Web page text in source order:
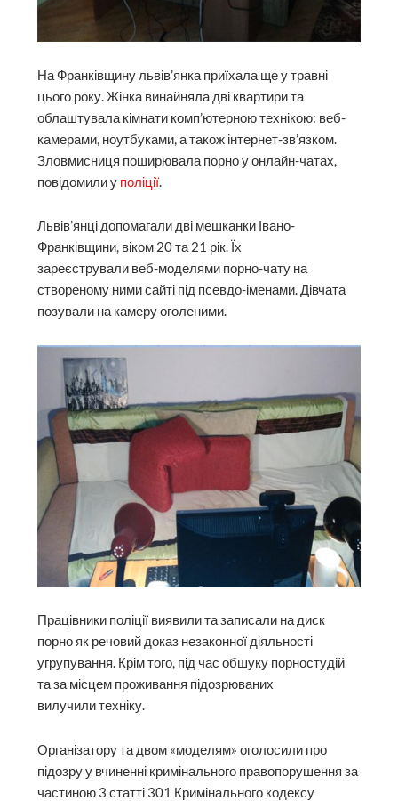
На Франківщину львів’янка приїхала ще у травні
цього року. Жінка винайняла дві квартири та
облаштувала кімнати комп’ютерною технікою: веб-
камерами, ноутбуками, а також інтернет-зв’язком.
Зловмисниця поширювала порно у онлайн-чатах,
повідомили у поліції.
Львів’янці допомагали дві мешканки Івано-
Франківщини, віком 20 та 21 рік. Їх
зареєстрували веб-моделями порно-чату на
створеному ними сайті під псевдо-іменами. Дівчата
позували на камеру оголеними.
Працівники поліції виявили та записали на диск
порно як речовий доказ незаконної діяльності
угрупування. Крім того, під час обшуку порностудій
та за місцем проживання підозрюваних
вилучили техніку.
Організатору та двом «моделям» оголосили про
підозру у вчиненні кримінального правопорушення за
частиною 3 статті 301 Кримінального кодексу